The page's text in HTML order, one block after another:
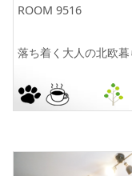
ROOM 9516
落ち着く大人の北欧暮